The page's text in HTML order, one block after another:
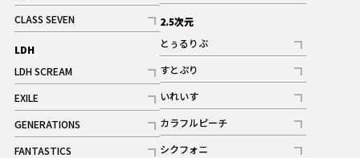
記事
CLASS SEVEN
記事
LDH
LDH SCREAM
記事
EXILE
記事
GENERATIONS
記事
FANTASTICS
記事
2.5次元
とぅるりぶ
記事
すとぷり
記事
ギャラリー
いれいす
記事
ギャラリー
カラフルピーチ
記事
シクフォニ